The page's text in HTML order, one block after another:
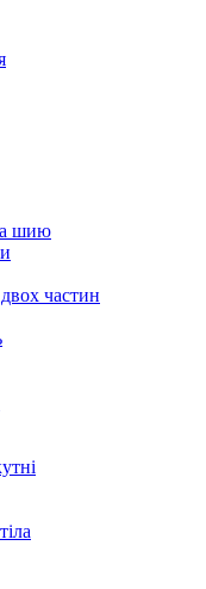
шию
частин